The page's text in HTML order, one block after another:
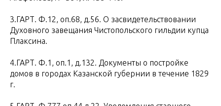
3.ГАРТ. Ф.12, оп.68, д.56. О засвидетельствовании
Духовного завещания Чистопольского гильдии купца
Плаксина.
4.ГАРТ. Ф.1, оп.1, д.132. Документы о постройке
домов в городах Казанской губернии в течение 1829
г.